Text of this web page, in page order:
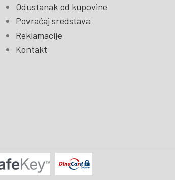
Odustanak od kupovine
Povraćaj sredstava
Reklamacije
Kontakt